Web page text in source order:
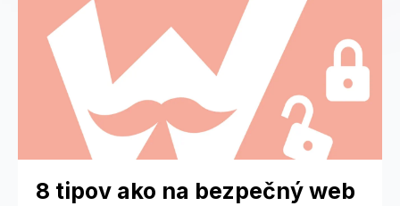
8 tipov ako na bezpečný web